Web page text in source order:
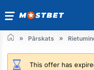
Pārskats
This offer has